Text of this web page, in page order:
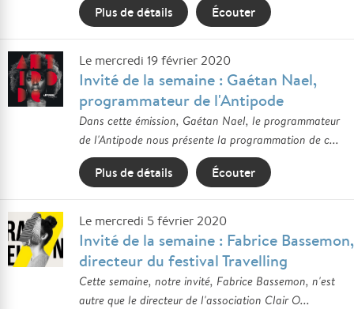
Plus de détails Écouter
Le mercredi 19 février 2020
Invité de la semaine : Gaétan Nael,
programmateur de l'Antipode
Dans cette émission, Gaétan Nael, le programmateur
de l'Antipode nous présente la programmation de c...
Plus de détails Écouter
Le mercredi 5 février 2020
Invité de la semaine : Fabrice Bassemon,
directeur du festival Travelling
Cette semaine, notre invité, Fabrice Bassemon, n'est
autre que le directeur de l'association Clair O...